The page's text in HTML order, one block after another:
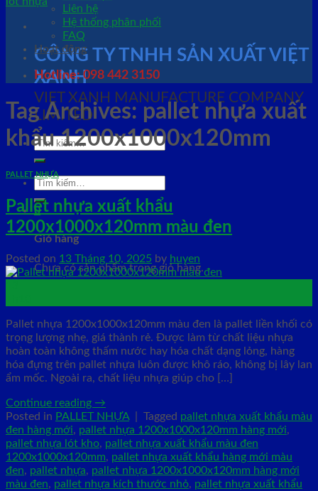
CÔNG TY TNHH SẢN XUẤT VIỆT
XANH
VIET XANH MANUFACTURE COMPANY
LIMITED
Tìm
Tìm
0
Giỏ hàng
Chưa có sản phẩm trong giỏ hàng.
Liên hệ
Hệ thống phân phối
FAQ
Hoạt động
Hotline: 098 442 3150
Tag Archives: pallet nhựa xuất
khẩu 1200x1000x120mm
PALLET NHỰA
Pallet nhựa xuất khẩu
1200x1000x120mm màu đen
Posted on 13 Tháng 10, 2025 by huyen
Pallet nhựa 1200x1000x120mm màu đen là pallet liền khối có
trọng lượng nhẹ, giá thành rẻ. Được làm từ chất liệu nhựa
hoàn toàn không thấm nước hay hóa chất dạng lỏng, hàng
hóa đựng trên pallet nhựa luôn được khô ráo, không bị lây lan
ẩm mốc. Ngoài ra, chất liệu nhựa giúp cho […]
Continue reading →
Posted in PALLET NHỰA Tagged pallet nhựa xuất khẩu màu
đen hàng mới, pallet nhựa 1200x1000x120mm hàng mới,
pallet nhựa lót kho, pallet nhựa xuất khẩu màu đen
1200x1000x120mm, pallet nhựa xuất khẩu hàng mới màu
đen, pallet nhựa, pallet nhựa 1200x1000x120mm hàng mới
màu đen, pallet nhựa kích thước nhỏ, pallet nhựa xuất khẩu